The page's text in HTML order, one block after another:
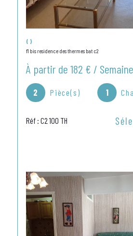
()
f1 bis residence des thermes bat c2
À partir de 182 € / Semaine
2 Pièce(s) 1
Réf : C2 100 TH